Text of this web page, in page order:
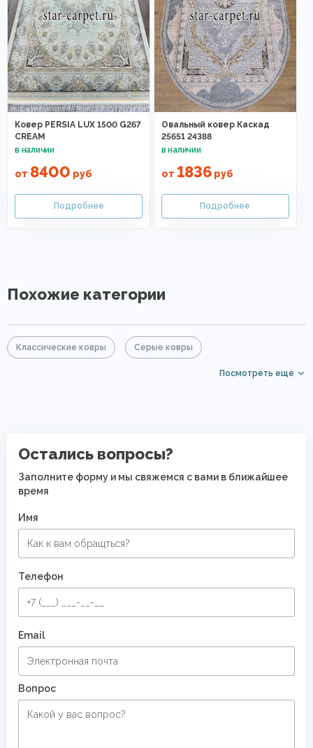
Ковер PERSIA LUX 1500 G267
CREAM
от 8400 руб
Овальный ковер Каскад
25651 24388
от 1836руб
Похожие категории
Классические ковры Серые ковры
PP Heatset (Высокоплотные ковры)
Посмотреть еще
Остались вопросы?
Заполните форму и мы свяжемся с вами в ближайшее
время
Имя
Телефон
Email
Вопрос